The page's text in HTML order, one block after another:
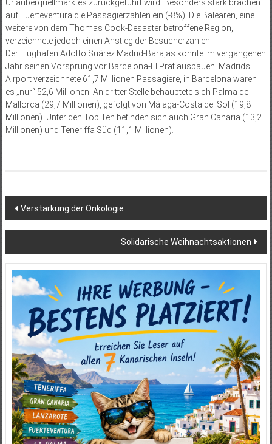
Urlauberquellmarktes zurückgeführt wird. Besonders stark brachen
auf Fuerteventura die Passagierzahlen ein (-8%). Die Balearen, eine
weitere von dem Thomas Cook-Desaster betroffene Region,
verzeichnete jedoch einen Anstieg der Besucherzahlen.
Der Flughafen Adolfo Suárez Madrid-Barajas konnte im vergangenen
Jahr seinen Vorsprung vor Barcelona-El Prat ausbauen. Madrids
Airport verzeichnete 61,7 Millionen Passagiere, in Barcelona waren
es „nur“ 52,6 Millionen. An dritter Stelle behauptete sich Palma de
Mallorca (29,7 Millionen), gefolgt von Málaga-Costa del Sol (19,8
Millionen). Unter den Top Ten befinden sich auch Gran Canaria (13,2
Millionen) und Teneriffa Süd (11,1 Millionen).
Beitragsnavigation
Verstärkung der Onkologie
Solidarische Weihnachtsaktionen